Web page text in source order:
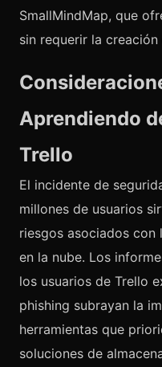
SmallMindMap, que
sin requerir la
Aprendiendo
Trello
El incidente de
millones de usuarios
riesgos asociados con
en la nube. Los
los usuarios de Trello
phishing subrayan la
herramientas que
soluciones de